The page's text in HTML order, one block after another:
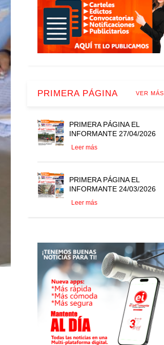
PRIMERA PÁGINA VER MÁS
PRIMERA PÁGINA EL
INFORMANTE 27/04/2026
Leer más
PRIMERA PÁGINA EL
INFORMANTE 24/03/2026
Leer más